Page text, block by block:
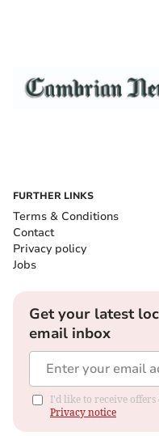
FURTHER LINKS
Terms & Conditions
Contact
Privacy policy
Jobs
Get your latest
email inbox
I'd like to receive offers
Privacy notice